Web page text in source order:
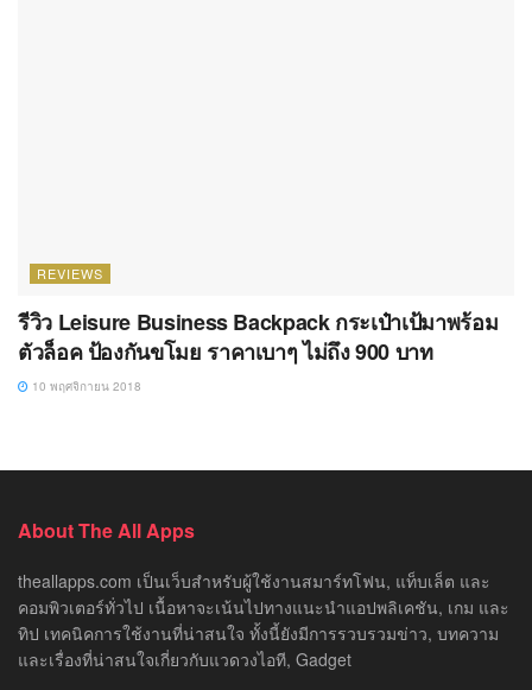
REVIEWS
รีวิว Leisure Business Backpack กระเป๋าเป้มาพร้อม
ตัวล็อค ป้องกันขโมย ราคาเบาๆ ไม่ถึง 900 บาท
10 พฤศจิกายน 2018
About The All Apps
theallapps.com เป็นเว็บสำหรับผู้ใช้งานสมาร์ทโฟน, แท็บเล็ต และ
คอมพิวเตอร์ทั่วไป เนื้อหาจะเน้นไปทางแนะนำแอปพลิเคชัน, เกม และ
ทิป เทคนิคการใช้งานที่น่าสนใจ ทั้งนี้ยังมีการรวบรวมข่าว, บทความ
และเรื่องที่น่าสนใจเกี่ยวกับแวดวงไอที, Gadget